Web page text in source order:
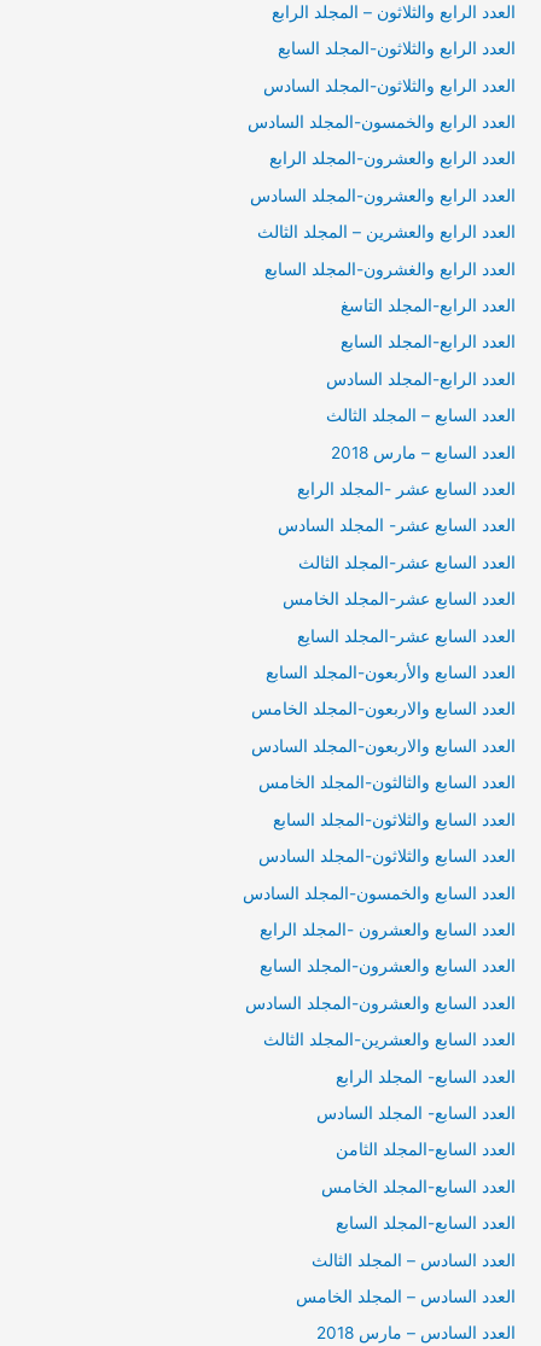
العدد الرابع والثلاثون – المجلد الرابع
العدد الرابع والثلاثون-المجلد السابع
العدد الرابع والثلاثون-المجلد السادس
العدد الرابع والخمسون-المجلد السادس
العدد الرابع والعشرون-المجلد الرابع
العدد الرابع والعشرون-المجلد السادس
العدد الرابع والعشرين – المجلد الثالث
العدد الرابع والغشرون-المجلد السابع
العدد الرابع-المجلد التاسغ
العدد الرابع-المجلد السابع
العدد الرابع-المجلد السادس
العدد السابع – المجلد الثالث
العدد السابع – مارس 2018
العدد السابع عشر -المجلد الرابع
العدد السابع عشر- المجلد السادس
العدد السابع عشر-المجلد الثالث
العدد السابع عشر-المجلد الخامس
العدد السابع عشر-المجلد السايع
العدد السابع والأربعون-المجلد السابع
العدد السابع والاربعون-المجلد الخامس
العدد السابع والاربعون-المجلد السادس
العدد السابع والثالثون-المجلد الخامس
العدد السابع والثلاثون-المجلد السابع
العدد السابع والثلاثون-المجلد السادس
العدد السابع والخمسون-المجلد السادس
العدد السابع والعشرون -المجلد الرابع
العدد السابع والعشرون-المجلد السابع
العدد السابع والعشرون-المجلد السادس
العدد السابع والعشرين-المجلد الثالث
العدد السابع- المجلد الرابع
العدد السابع- المجلد السادس
العدد السابع-المجلد الثامن
العدد السابع-المجلد الخامس
العدد السابع-المجلد السابع
العدد السادس – المجلد الثالث
العدد السادس – المجلد الخامس
العدد السادس – مارس 2018